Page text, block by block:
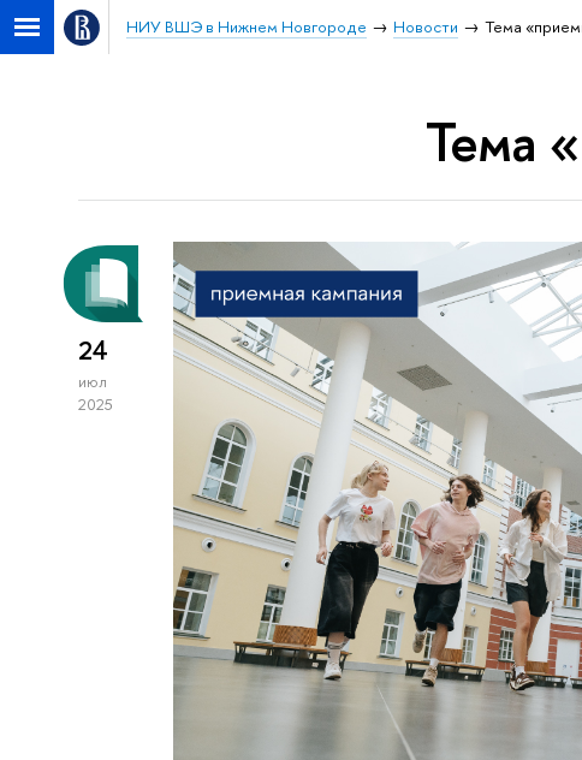
НИУ ВШЭ в Нижнем Новгороде Новости Тема
Тема
24
июл
2025